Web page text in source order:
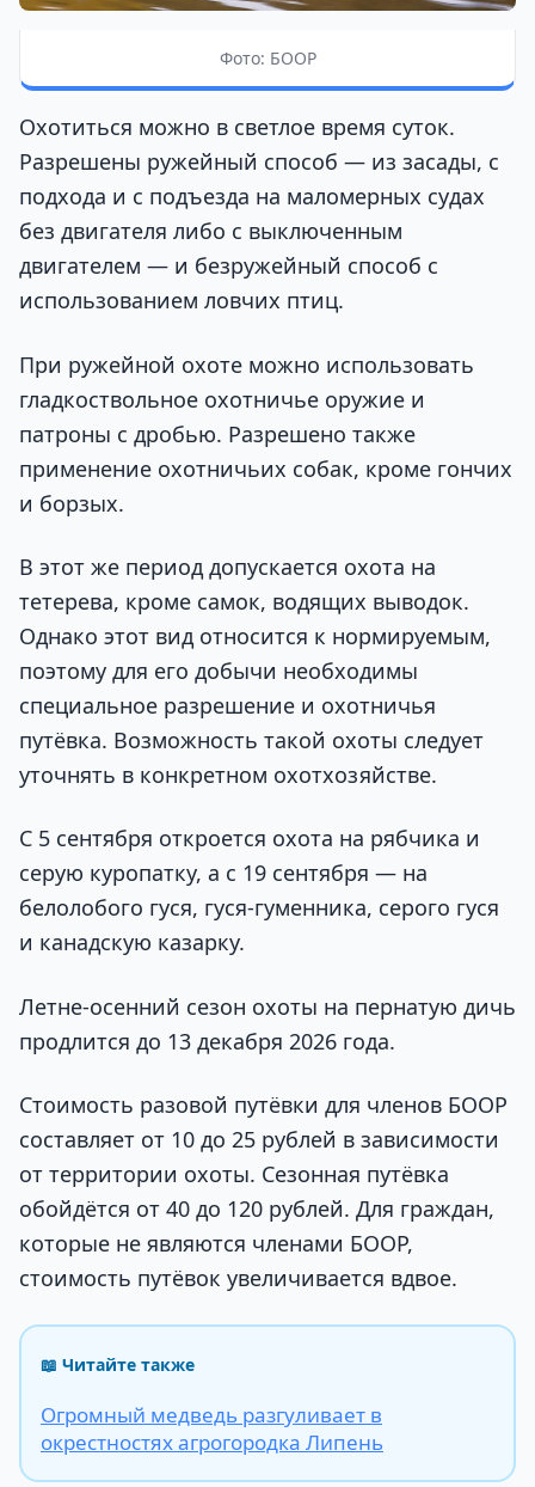
Фото: БООР
Охотиться можно в светлое время суток.
Разрешены ружейный способ — из засады, с
подхода и с подъезда на маломерных судах
без двигателя либо с выключенным
двигателем — и безружейный способ с
использованием ловчих птиц.
При ружейной охоте можно использовать
гладкоствольное охотничье оружие и
патроны с дробью. Разрешено также
применение охотничьих собак, кроме гончих
и борзых.
В этот же период допускается охота на
тетерева, кроме самок, водящих выводок.
Однако этот вид относится к нормируемым,
поэтому для его добычи необходимы
специальное разрешение и охотничья
путёвка. Возможность такой охоты следует
уточнять в конкретном охотхозяйстве.
С 5 сентября откроется охота на рябчика и
серую куропатку, а с 19 сентября — на
белолобого гуся, гуся-гуменника, серого гуся
и канадскую казарку.
Летне-осенний сезон охоты на пернатую дичь
продлится до 13 декабря 2026 года.
Стоимость разовой путёвки для членов БООР
составляет от 10 до 25 рублей в зависимости
от территории охоты. Сезонная путёвка
обойдётся от 40 до 120 рублей. Для граждан,
которые не являются членами БООР,
стоимость путёвок увеличивается вдвое.
📖 Читайте также
Огромный медведь разгуливает в
окрестностях агрогородка Липень